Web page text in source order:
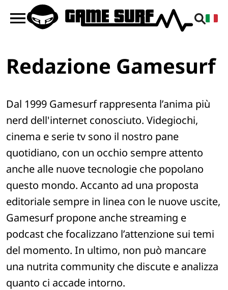
Redazione Gamesurf
Dal 1999 Gamesurf rappresenta l’anima più
nerd dell'internet conosciuto. Videgiochi,
cinema e serie tv sono il nostro pane
quotidiano, con un occhio sempre attento
anche alle nuove tecnologie che popolano
questo mondo. Accanto ad una proposta
editoriale sempre in linea con le nuove uscite,
Gamesurf propone anche streaming e
podcast che focalizzano l’attenzione sui temi
del momento. In ultimo, non può mancare
una nutrita community che discute e analizza
quanto ci accade intorno.